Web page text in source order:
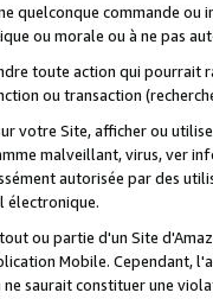
quelconque commande
ou morale ou à ne pas
toute action qui
ou transaction
votre Site, afficher ou
malveillant, virus, ver
autorisée par des
électronique.
ou partie d'un Site
Mobile. Cependant,
saurait constituer une